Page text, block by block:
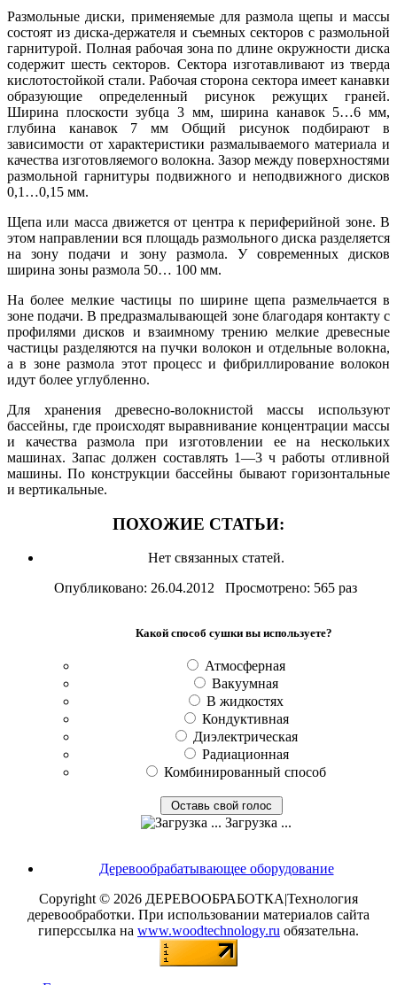
Размольные диски, применяемые для размола щепы и массы
состоят из диска-держателя и съемных секторов с размольной
гарнитурой. Полная рабочая зона по длине окружности диска
содержит шесть секторов. Сектора изготавливают из тверда
кислотостойкой стали. Рабочая сторона сектора имеет канавки
образующие определенный рисунок режущих граней.
Ширина плоскости зубца 3 мм, ширина канавок 5…6 мм,
глубина канавок 7 мм Общий рисунок подбирают в
зависимости от характеристики размалываемого материала и
качества изготовляемого волокна. Зазор между поверхностями
размольной гарнитуры подвижного и неподвижного дисков
0,1…0,15 мм.
Щепа или масса движется от центра к периферийной зоне. В
этом направлении вся площадь размольного диска разделяется
на зону подачи и зону размола. У современных дисков
ширина зоны размола 50… 100 мм.
На более мелкие частицы по ширине щепа размельчается в
зоне подачи. В предразмалывающей зоне благодаря контакту с
профилями дисков и взаимному трению мелкие древесные
частицы разделяются на пучки волокон и отдельные волокна,
а в зоне размола этот процесс и фибриллирование волокон
идут более углубленно.
Для хранения древесно-волокнистой массы используют
бассейны, где происходят выравнивание концентрации массы
и качества размола при изготовлении ее на нескольких
машинах. Запас должен составлять 1—3 ч работы отливной
машины. По конструкции бассейны бывают горизонтальные
и вертикальные.
ПОХОЖИЕ СТАТЬИ:
Нет связанных статей.
Опубликовано: 26.04.2012 Просмотрено: 565 раз
Какой способ сушки вы используете?
Атмосферная
Вакуумная
В жидкостях
Кондуктивная
Диэлектрическая
Радиационная
Комбинированный способ
Загрузка ...
Деревообрабатывающее оборудование
Copyright © 2026 ДЕРЕВООБРАБОТКА|Технология
деревообработки. При использовании материалов сайта
гиперссылка на www.woodtechnology.ru обязательна.